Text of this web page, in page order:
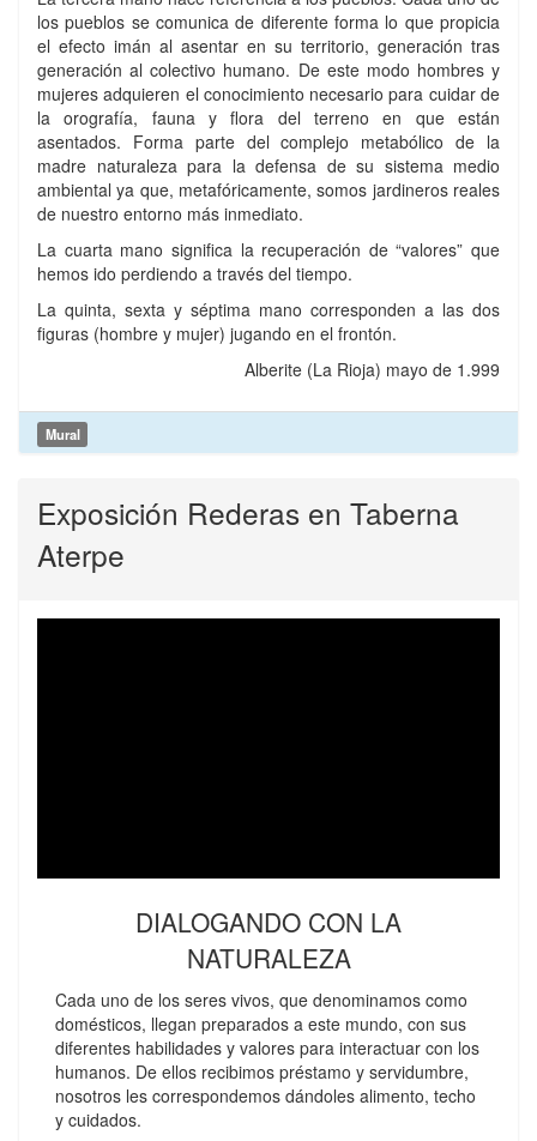
los pueblos se comunica de diferente forma lo que propicia
el efecto imán al asentar en su territorio, generación tras
generación al colectivo humano. De este modo hombres y
mujeres adquieren el conocimiento necesario para cuidar de
la orografía, fauna y flora del terreno en que están
asentados. Forma parte del complejo metabólico de la
madre naturaleza para la defensa de su sistema medio
ambiental ya que, metafóricamente, somos jardineros reales
de nuestro entorno más inmediato.
La cuarta mano significa la recuperación de “valores” que
hemos ido perdiendo a través del tiempo.
La quinta, sexta y séptima mano corresponden a las dos
figuras (hombre y mujer) jugando en el frontón.
Alberite (La Rioja) mayo de 1.999
Mural
Exposición Rederas en Taberna
Aterpe
DIALOGANDO CON LA
NATURALEZA
Cada uno de los seres vivos, que denominamos como
domésticos, llegan preparados a este mundo, con sus
diferentes habilidades y valores para interactuar con los
humanos. De ellos recibimos préstamo y servidumbre,
nosotros les correspondemos dándoles alimento, techo
y cuidados.